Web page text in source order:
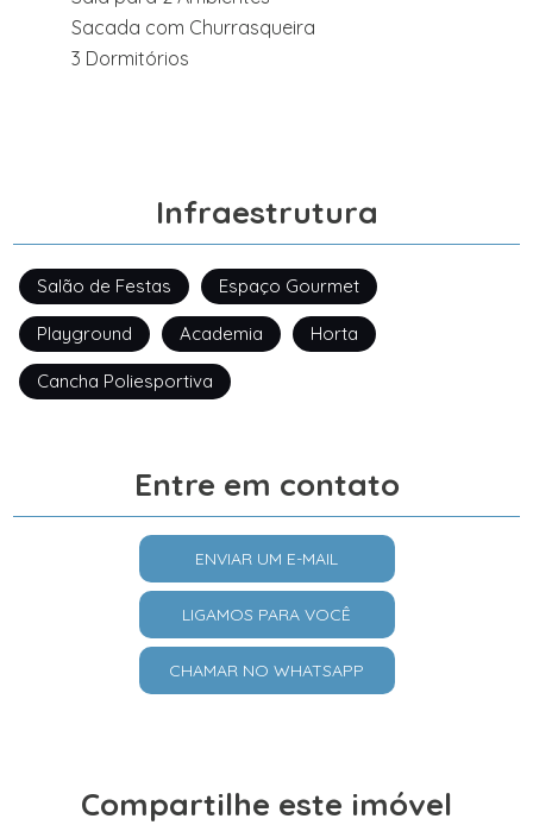
Sacada com Churrasqueira
3 Dormitórios
Infraestrutura
Salão de Festas Espaço Gourmet
Playground Academia Horta
Cancha Poliesportiva
Entre em contato
ENVIAR UM E-MAIL
LIGAMOS PARA VOCÊ
CHAMAR NO WHATSAPP
Compartilhe este imóvel